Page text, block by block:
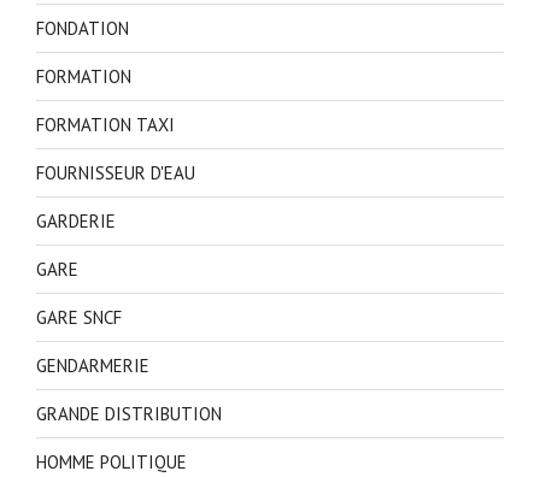
FONDATION
FORMATION
FORMATION TAXI
FOURNISSEUR D'EAU
GARDERIE
GARE
GARE SNCF
GENDARMERIE
GRANDE DISTRIBUTION
HOMME POLITIQUE